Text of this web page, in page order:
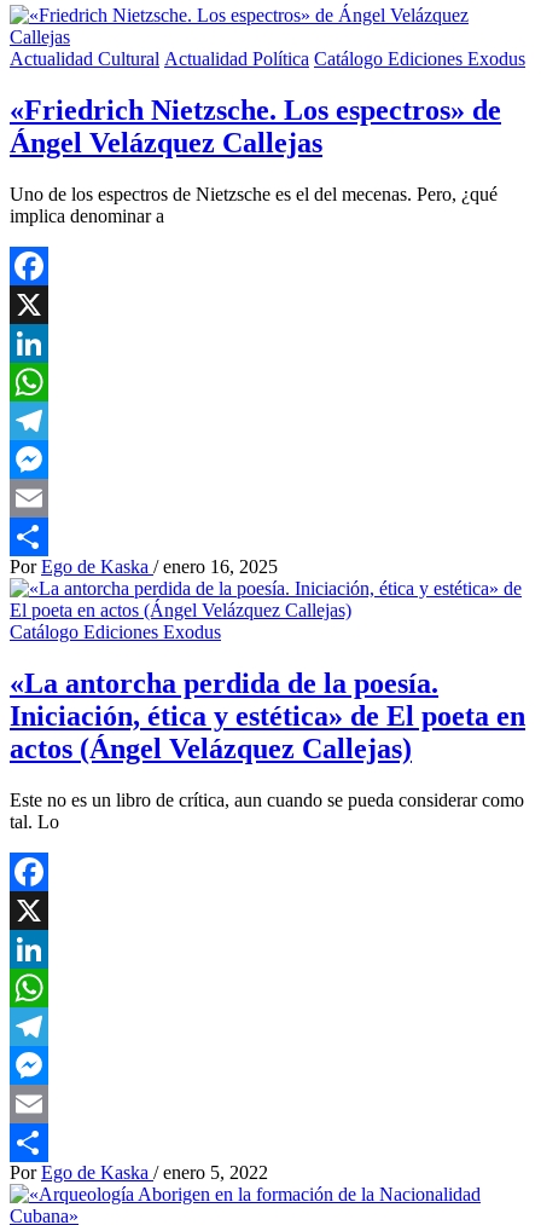
Actualidad Cultural Actualidad Política Catálogo Ediciones Exodus
«Friedrich Nietzsche. Los espectros» de
Ángel Velázquez Callejas
Uno de los espectros de Nietzsche es el del mecenas. Pero, ¿qué
implica denominar a
Facebook
X
LinkedIn
WhatsApp
Telegram
Messenger
Email
Compartir
Por Ego de Kaska / enero 16, 2025
Catálogo Ediciones Exodus
«La antorcha perdida de la poesía.
Iniciación, ética y estética» de El poeta en
actos (Ángel Velázquez Callejas)
Este no es un libro de crítica, aun cuando se pueda considerar como
tal. Lo
Facebook
X
LinkedIn
WhatsApp
Telegram
Messenger
Email
Compartir
Por Ego de Kaska / enero 5, 2022